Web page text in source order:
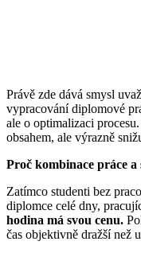
Právě zde dává smysl
vypracování diplomové
ale o optimalizaci
obsahem, ale výrazně
Proč kombinace práce
Zatímco studenti bez
diplomce celé dny,
hodina má svou cenu.
čas objektivně dražší než